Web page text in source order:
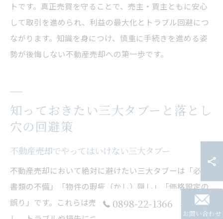
トです。真正売買を守ることで、売主・買主ともに安心
して取引を進められ、利益の最大化とトラブル回避につ
ながります。知識を身につけ、慎重に手続きを進める姿
勢が後悔しない不動産売却への第一歩です。
知っておきたい三大タブーと落とし
穴の回避策
不動産売却でやってはいけない三大タブー
不動産売却において絶対に避けたい三大タブーは「必要
書類の不備」「物件の瑕疵（かし）隠し」「価格設定の
誤り」です。これらは売主側に大きなリスクをもたら
0898-22-1366
お問い合わせ